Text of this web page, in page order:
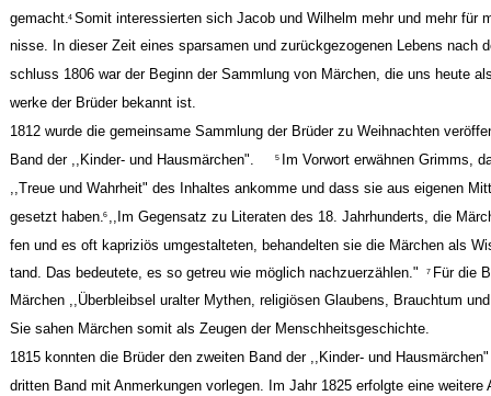
gemacht.4 Somit interessierten sich Jacob und Wilhelm mehr und mehr für
nisse. In dieser Zeit eines sparsamen und zurückgezogenen Lebens nach
schluss 1806 war der Beginn der Sammlung von Märchen, die uns heute
werke der Brüder bekannt ist.
1812 wurde die gemeinsame Sammlung der Brüder zu Weihnachten
Band der ,,Kinder- und Hausmärchen".
5
Im Vorwort erwähnen Grimms,
,,Treue und Wahrheit" des Inhaltes ankomme und dass sie aus eigenen
gesetzt haben.6
,,Im Gegensatz zu Literaten des 18. Jahrhunderts, die
fen und es oft kapriziös umgestalteten, behandelten sie die Märchen als
tand. Das bedeutete, es so getreu wie möglich nachzuerzählen."
7 Für die
Märchen ,,Überbleibsel uralter Mythen, religiösen Glaubens, Brauchtum
Sie sahen Märchen somit als Zeugen der Menschheitsgeschichte.
1815 konnten die Brüder den zweiten Band der ,,Kinder- und
dritten Band mit Anmerkungen vorlegen. Im Jahr 1825 erfolgte eine weitere